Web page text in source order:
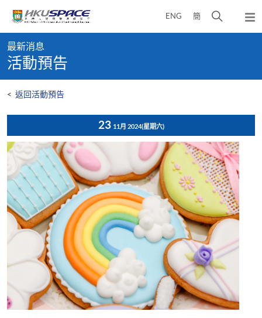
content
ENG 簡
開
彈
出
content
start
最新消息
活動預告
< 返回活動預告
23 11月 2024(星期六)